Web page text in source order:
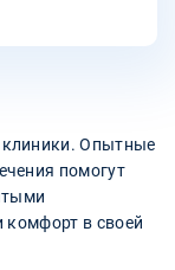
Опытные
помогут
комфорт в своей